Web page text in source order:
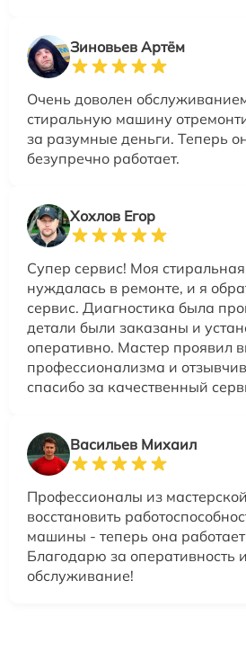
Зиновьев Артём
Очень доволен
стиральную машину
за разумные деньги. Теперь
безупречно работает.
Хохлов Егор
Супер сервис! Моя
нуждалась в ремонте, и я
сервис. Диагностика была
детали были заказаны и
оперативно. Мастер проявил
профессионализма и
спасибо за качественный
Васильев Михаил
Профессионалы из
восстановить
машины - теперь она
Благодарю за оперативность
обслуживание!